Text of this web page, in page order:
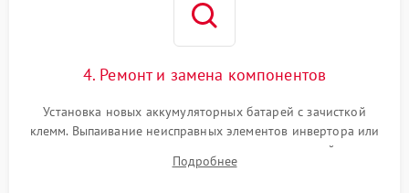
4. Ремонт и замена компонентов
Установка новых аккумуляторных батарей с зачисткой
клемм. Выпаивание неисправных элементов инвертора или
цепи зарядки и монтаж новых радиодеталей.
Восстановление поврежденных токоведущих дорожек и
Подробнее